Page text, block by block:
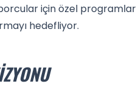
için özel programlar
hedefliyor.